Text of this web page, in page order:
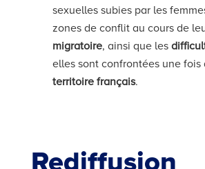
sexuelles subies par les
zones de conflit au cours de
migratoire, ainsi que les
elles sont confrontées une fois
territoire français.
Rediffusion